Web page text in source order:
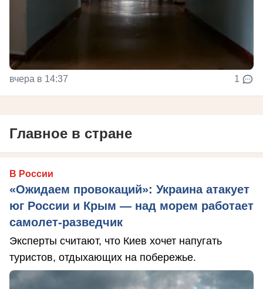
вчера в 14:37 1
Главное в стране
В России
«Ожидаем провокаций»: Украина атакует
юг России и Крым — над морем работает
самолет-разведчик
Эксперты считают, что Киев хочет напугать
туристов, отдыхающих на побережье.